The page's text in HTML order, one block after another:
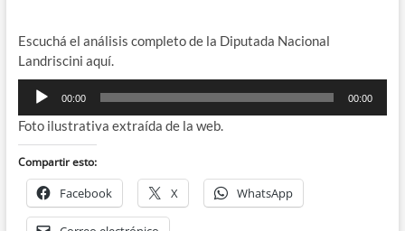
Escuchá el análisis completo de la Diputada Nacional
Landriscini aquí.
Reproductor
audio
00:00 00:00
Foto ilustrativa extraída de la web.
Compartir esto:
Facebook X WhatsApp